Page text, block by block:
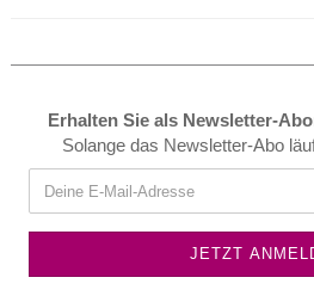
Erhalten Sie als Newsletter-
Solange das Newsletter-Abo